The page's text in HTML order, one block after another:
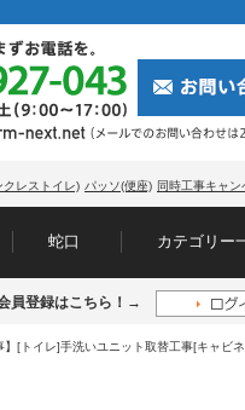
クレストイレ) パッソ(便座) 同時工事キャン
蛇口 カテゴリー
員登録はこちら！→
】[トイレ]手洗いユニット取替工事[キャビ